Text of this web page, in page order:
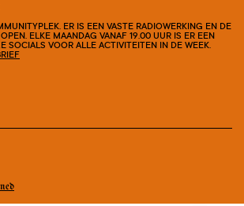
ER IS EEN VASTE RADIOWERKING EN DE
ELKE MAANDAG VANAF 19.00 UUR IS ER EEN
SOCIALS VOOR ALLE ACTIVITEITEN IN DE WEEK.